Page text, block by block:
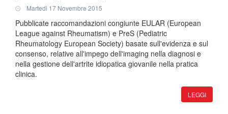
Martedi 17 Novembre 2015
Pubblicate raccomandazioni congiunte EULAR (European
League against Rheumatism) e PreS (Pediatric
Rheumatology European Society) basate sull'evidenza e sul
consenso, relative all'impego dell'imaging nella diagnosi e
nella gestione dell'artrite idiopatica giovanile nella pratica
clinica.
LEGGI